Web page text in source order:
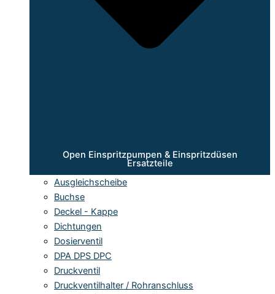
Open Einspritzpumpen & Einspritzdüsen
Ersatzteile
Ausgleichscheibe
Buchse
Deckel - Kappe
Dichtungen
Dosierventil
DPA DPS DPC
Druckventil
Druckventilhalter / Rohranschluss